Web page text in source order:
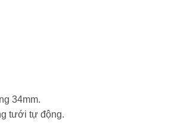
34mm.
tưới tự động.